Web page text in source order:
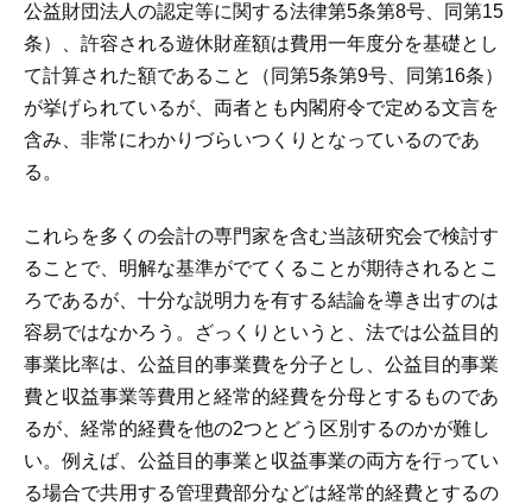
公益財団法人の認定等に関する法律第5条第8号、同第15
条）、許容される遊休財産額は費用一年度分を基礎とし
て計算された額であること（同第5条第9号、同第16条）
が挙げられているが、両者とも内閣府令で定める文言を
含み、非常にわかりづらいつくりとなっているのであ
る。
これらを多くの会計の専門家を含む当該研究会で検討す
ることで、明解な基準がでてくることが期待されるとこ
ろであるが、十分な説明力を有する結論を導き出すのは
容易ではなかろう。ざっくりというと、法では公益目的
事業比率は、公益目的事業費を分子とし、公益目的事業
費と収益事業等費用と経常的経費を分母とするものであ
るが、経常的経費を他の2つとどう区別するのかが難し
い。例えば、公益目的事業と収益事業の両方を行ってい
る場合で共用する管理費部分などは経常的経費とするの